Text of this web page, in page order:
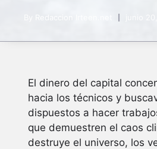
El dinero del capital
hacia los técnicos y
dispuestos a hacer
que demuestren el caos
destruye el universo, los